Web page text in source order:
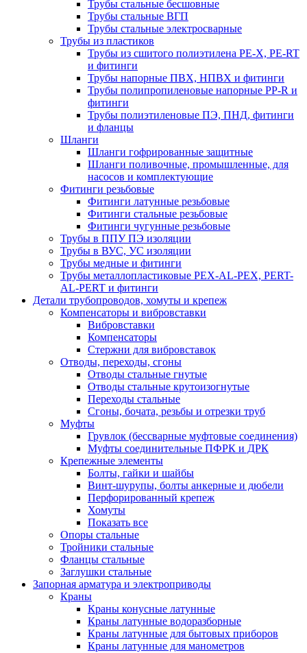
Трубы стальные бесшовные
Трубы стальные ВГП
Трубы стальные электросварные
Трубы из пластиков
Трубы из сшитого полиэтилена PE-X, PE-RT
и фитинги
Трубы напорные ПВХ, НПВХ и фитинги
Трубы полипропиленовые напорные PP-R и
фитинги
Трубы полиэтиленовые ПЭ, ПНД, фитинги
и фланцы
Шланги
Шланги гофрированные защитные
Шланги поливочные, промышленные, для
насосов и комплектующие
Фитинги резьбовые
Фитинги латунные резьбовые
Фитинги стальные резьбовые
Фитинги чугунные резьбовые
Трубы в ППУ ПЭ изоляции
Трубы в ВУС, УС изоляции
Трубы медные и фитинги
Трубы металлопластиковые PEX-AL-PEX, PERT-
AL-PERT и фитинги
Детали трубопроводов, хомуты и крепеж
Компенсаторы и вибровставки
Вибровставки
Компенсаторы
Стержни для вибровставок
Отводы, переходы, сгоны
Отводы стальные гнутые
Отводы стальные крутоизогнутые
Переходы стальные
Сгоны, бочата, резьбы и отрезки труб
Муфты
Грувлок (бессварные муфтовые соединения)
Муфты соединительные ПФРК и ДРК
Крепежные элементы
Болты, гайки и шайбы
Винт-шурупы, болты анкерные и дюбели
Перфорированный крепеж
Хомуты
Показать все
Опоры стальные
Тройники стальные
Фланцы стальные
Заглушки стальные
Запорная арматура и электроприводы
Краны
Краны конусные латунные
Краны латунные водоразборные
Краны латунные для бытовых приборов
Краны латунные для манометров